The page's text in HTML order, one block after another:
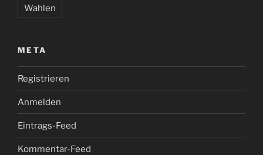
Wahlen
META
Registrieren
Anmelden
Eintrags-Feed
Kommentar-Feed